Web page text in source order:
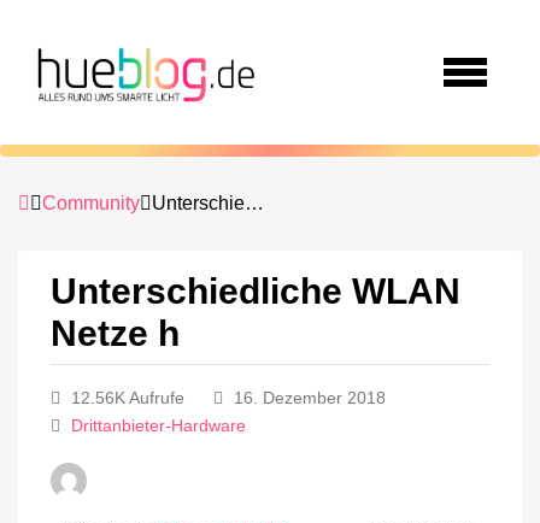
Community Unterschiedliche WLAN Netze h
Unterschiedliche WLAN
Netze h
12.56K Aufrufe
16. Dezember 2018
Drittanbieter-Hardware